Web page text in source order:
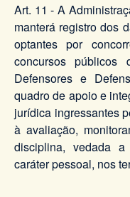
Art. 11 - A
manterá registro dos
optantes por
concursos públicos
Defensores e
quadro de apoio e
jurídica ingressantes
à avaliação,
disciplina, vedada
caráter pessoal, nos